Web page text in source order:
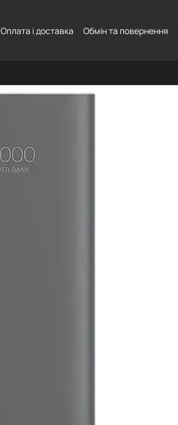
Оплата і доставка Обмін та повернення